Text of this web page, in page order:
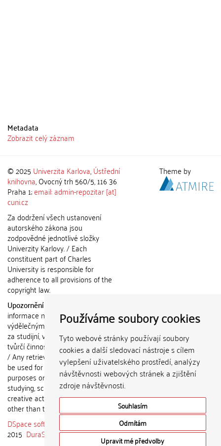
Používáme soubory cookies
Tyto webové stránky používají soubory
cookies a další sledovací nástroje s cílem
vylepšení uživatelského prostředí, analýzy
návštěvnosti webových stránek a zjištění
zdroje návštěvnosti.
Souhlasím
Odmítám
Upravit mé předvolby
Metadata
Zobrazit celý záznam
© 2025 Univerzita Karlova,Ústřední
knihovna, Ovocný trh 560/5, 116 36
Praha 1;email: admin-repozitar [at]
cuni.cz
Za dodržení všech ustanovení
autorského zákona jsou
zodpovědné jednotlivé složky
Univerzity Karlovy. / Each
constituent part of Charles
University is responsible for
adherence to all provisions of the
copyright law.
Upozornění / Notice:
informace nemohou být použity k
výdělečným účelům nebo vydávány
za studijní, vědeckou nebo jinou
tvůrčí činnost jiné osoby než autora.
/ Any retrieved information shall not
be used for any commercial
purposes or claimed as results of
studying, scientific or any other
creative activities of any person
other than the author.
DSpace software
copyright © 2002-
2015 DuraSpace
Theme by